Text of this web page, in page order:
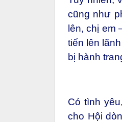
cũng như
lên, chị em
tiến lên
bị hành
Có tình
cho Hội